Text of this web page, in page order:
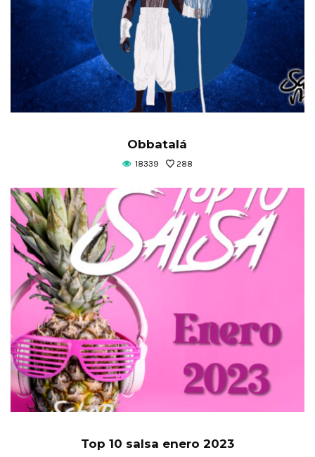
Obbatalá
18339 288
Top 10 salsa enero 2023